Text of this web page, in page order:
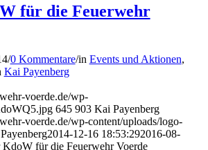
für die Feuerwehr
/0 Kommentare/in Events und Aktionen,
Kai Payenberg
voerde.de/wp-
645 903 Kai Payenberg
voerde.de/wp-content/uploads/logo-
2014-12-16 18:53:292016-08-
KdoW für die Feuerwehr Voerde